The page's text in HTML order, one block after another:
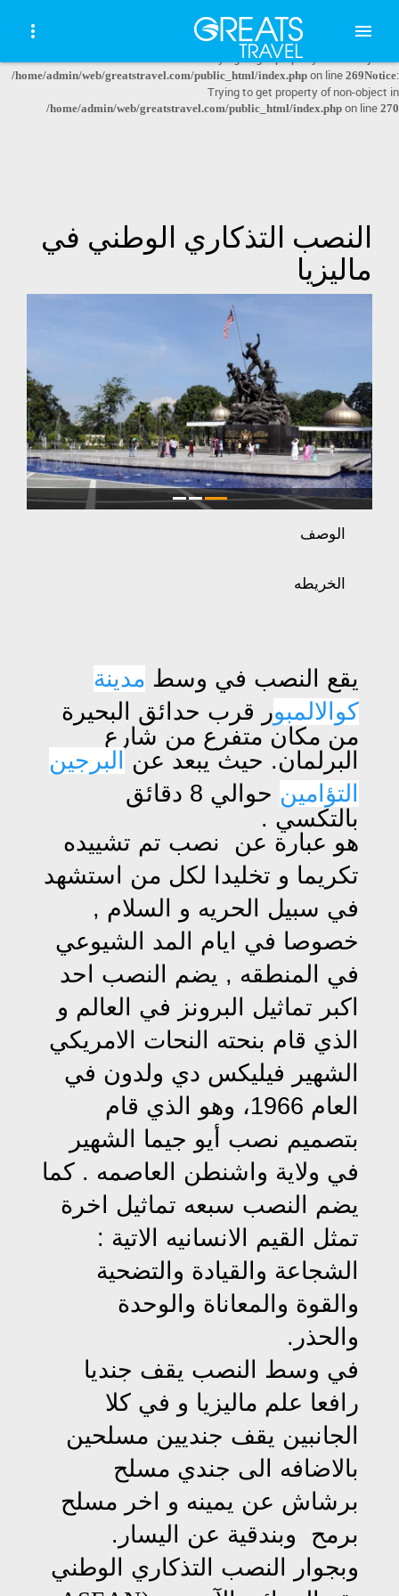
ip=10.5.162.114): failed to open stream: HTTP request failed! HTTP/1.1 403
Forbidden in
/home/admin/web/greatstravel.com/public_html/index.php on line
: Trying to get property of non-object in
/home/admin/web/greatstravel.com/public_html/index.php on line 269Notice:
Trying to get property of non-object in
/home/admin/web/greatstravel.com/public_html/index.php on line 270
النصب التذكاري الوطني في
ماليزيا
الوصف
الخريطه
يقع النصب في وسط مدينة
كوالالمبور قرب حدائق البحيرة
من مكان متفرع من شارع
البرلمان. حيث يبعد عن
البرجين
التؤامين
حوالي 8 دقائق
بالتكسي .
هو عبارة عن نصب تم تشييده
تكريما و تخليدا لكل من استشهد
في سبيل الحريه و السلام ,
خصوصا في ايام المد الشيوعي
في المنطقه , يضم النصب احد
اكبر تماثيل البرونز في العالم و
الذي قام بنحته النحات الامريكي
الشهير فيليكس دي ولدون في
العام 1966، وهو الذي قام
بتصميم نصب أيو جيما الشهير
في ولاية واشنطن العاصمه . كما
يضم النصب سبعه تماثيل اخرة
تمثل القيم الانسانيه الاتية :
الشجاعة والقيادة والتضحية
والقوة والمعاناة والوحدة
والحذر.
في وسط النصب يقف جنديا
رافعا علم ماليزيا و في كلا
الجانبين يقف جنديين مسلحين
بالاضافه الى جندي مسلح
برشاش عن يمينه و اخر مسلح
برمح وبندقية عن اليسار.
وبجوار النصب التذكاري الوطني